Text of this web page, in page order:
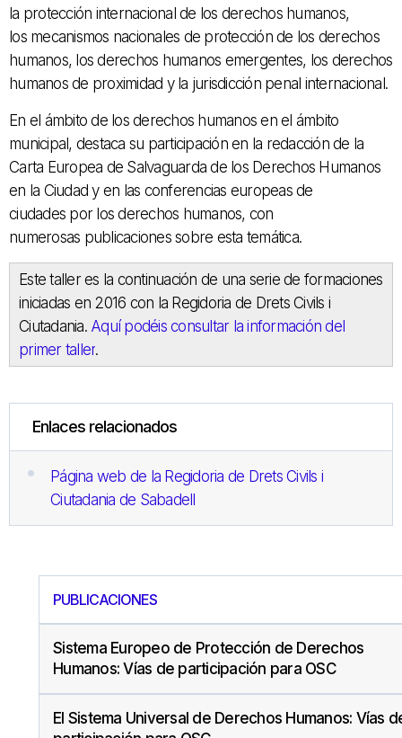
la protección internacional de los derechos humanos,
los mecanismos nacionales de protección de los derechos
humanos, los derechos humanos emergentes, los derechos
humanos de proximidad y la jurisdicción penal internacional.
En el ámbito de los derechos humanos en el ámbito
municipal, destaca su participación en la redacción de la
Carta Europea de Salvaguarda de los Derechos Humanos
en la Ciudad y en las conferencias europeas de
ciudades por los derechos humanos, con
numerosas publicaciones sobre esta temática.
Este taller es la continuación de una serie de formaciones
iniciadas en 2016 con la Regidoria de Drets Civils i
Ciutadania. Aquí podéis consultar la información del
primer taller.
Enlaces relacionados
Página web de la Regidoria de Drets Civils i
Ciutadania de Sabadell
PUBLICACIONES
Sistema Europeo de Protección de Derechos
Humanos: Vías de participación para OSC
El Sistema Universal de Derechos Humanos: Vías